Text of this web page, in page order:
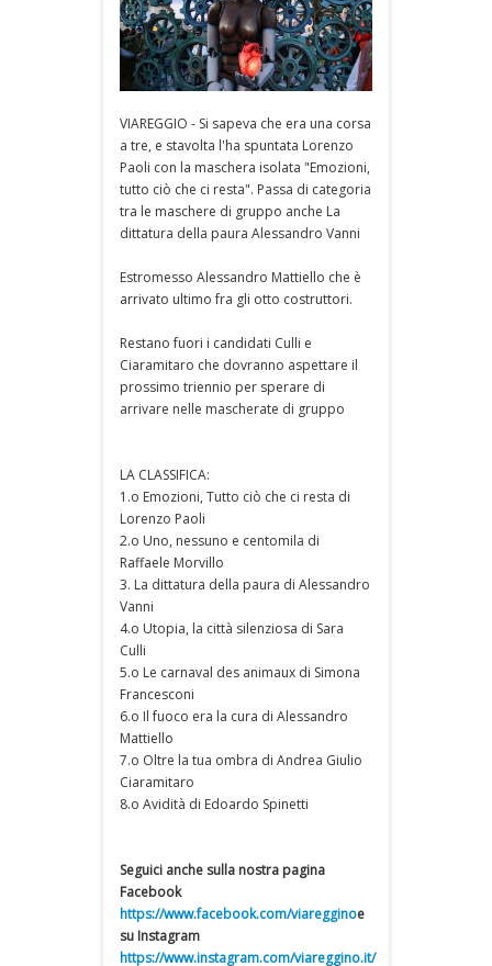
VIAREGGIO - Si sapeva che era una corsa
a tre, e stavolta l'ha spuntata Lorenzo
Paoli con la maschera isolata "Emozioni,
tutto ciò che ci resta". Passa di categoria
tra le maschere di gruppo anche La
dittatura della paura Alessandro Vanni
Estromesso Alessandro Mattiello che è
arrivato ultimo fra gli otto costruttori.
Restano fuori i candidati Culli e
Ciaramitaro che dovranno aspettare il
prossimo triennio per sperare di
arrivare nelle mascherate di gruppo
LA CLASSIFICA:
1.o Emozioni, Tutto ciò che ci resta di
Lorenzo Paoli
2.o Uno, nessuno e centomila di
Raffaele Morvillo
3. La dittatura della paura di Alessandro
Vanni
4.o Utopia, la città silenziosa di Sara
Culli
5.o Le carnaval des animaux di Simona
Francesconi
6.o Il fuoco era la cura di Alessandro
Mattiello
7.o Oltre la tua ombra di Andrea Giulio
Ciaramitaro
8.o Avidità di Edoardo Spinetti
Seguici anche sulla nostra pagina
Facebook
https://www.facebook.com/viaregginoe
su Instagram
https://www.instagram.com/viareggino.it/